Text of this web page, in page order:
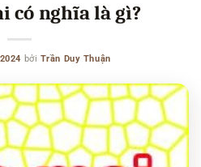
có nghĩa là gì?
bởi Trần Duy Thuận